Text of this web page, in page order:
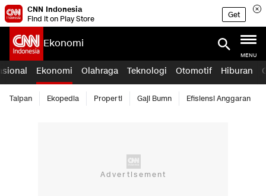
CNN Indonesia
Find it on Play Store
Get
Ekonomi
MENU
Ekonomi Olahraga Teknologi Otomotif Hiburan
Taipan Ekopedia Properti Gaji Bumn Efisiensi Anggaran